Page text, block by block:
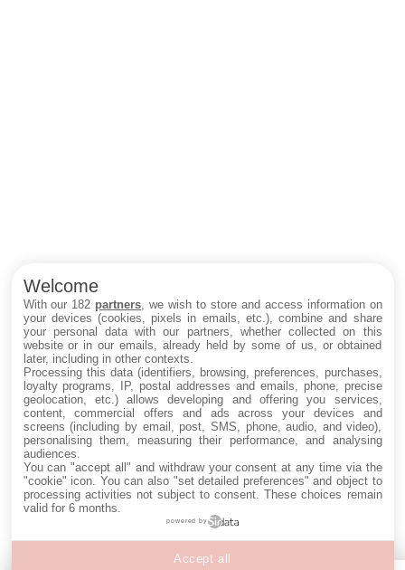
Welcome
With our 182 partners , we wish to store and access information on
your devices (cookies, pixels in emails, etc.), combine and share
your personal data with our partners, whether collected on this
website or in our emails, already held by some of us, or obtained
later, including in other contexts.
Processing this data (identifiers, browsing, preferences, purchases,
loyalty programs, IP, postal addresses and emails, phone, precise
geolocation, etc.) allows developing and offering you services,
content, commercial offers and ads across your devices and
screens (including by email, post, SMS, phone, audio, and video),
personalising them, measuring their performance, and analysing
audiences.
You can "accept all" and withdraw your consent at any time via the
"cookie" icon . You can also "set detailed preferences" and object to
processing activities not subject to consent. These choices remain
valid for 6 months.
powered by
Accept all